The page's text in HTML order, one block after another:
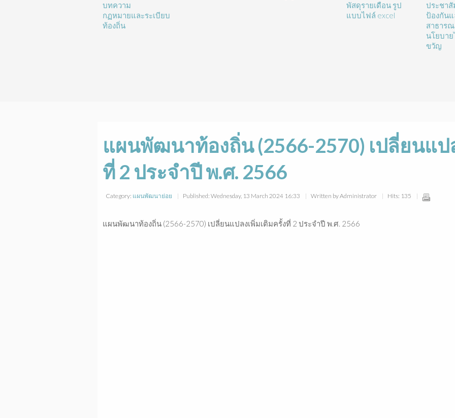
บทความ
กฏหมายและระเบียบ
ท้องถิ่น
พัสดุรายเดือน รูป
แบบไฟล์ excel
ประชา
ป้องกันแ
สาธาร
นโยบา
ขวัญ
แผนพัฒนาท้องถิ่น (2566-2570) เปลี่ยนแป
ที่ 2 ประจำปี พ.ศ. 2566
Category: แผนพัฒนาย่อย Published: Wednesday, 13 March 2024 16:33 Written by Administrator Hits: 135
แผนพัฒนาท้องถิ่น (2566-2570) เปลี่ยนแปลงเพิ่มเติมครั้งที่ 2 ประจำปี พ.ศ. 2566